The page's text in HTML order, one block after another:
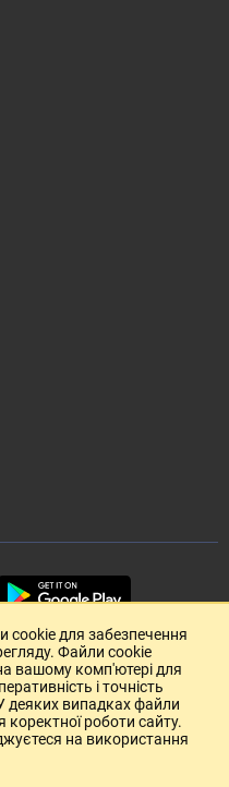
cookie для забезпечення
Файли cookie
вашому комп'ютері для
і точність
деяких випадках файли
коректної роботи сайту.
на використання